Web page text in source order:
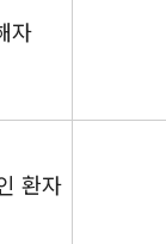
자
환자